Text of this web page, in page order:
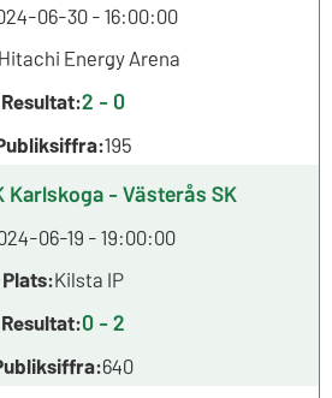
06-30 - 16:00:00
Hitachi Energy Arena
Resultat:2 - 0
195
Karlskoga - Västerås SK
06-19 - 19:00:00
Plats:Kilsta IP
Resultat:0 - 2
640